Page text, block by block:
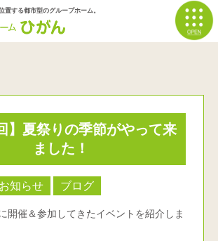
置する都市型のグループホーム。
】夏祭りの季節がやって来
ました！
お知らせ ブログ
開催＆参加してきたイベントを紹介しま